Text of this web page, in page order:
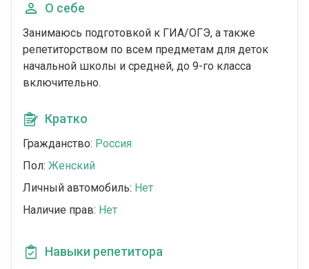
О себе
Занимаюсь подготовкой к ГИА/ОГЭ, а также
репетиторством по всем предметам для деток
начальной школы и средней, до 9-го класса
включительно.
Кратко
Гражданство: Россия
Пол: Женский
Личный автомобиль: Нет
Наличие прав: Нет
Навыки репетитора